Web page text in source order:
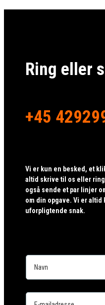
Ring eller
+45
Vi er kun en besked, et
altid skrive til os eller
også sende et par linjer
om din opgave. Vi er altid
uforpligtende snak.